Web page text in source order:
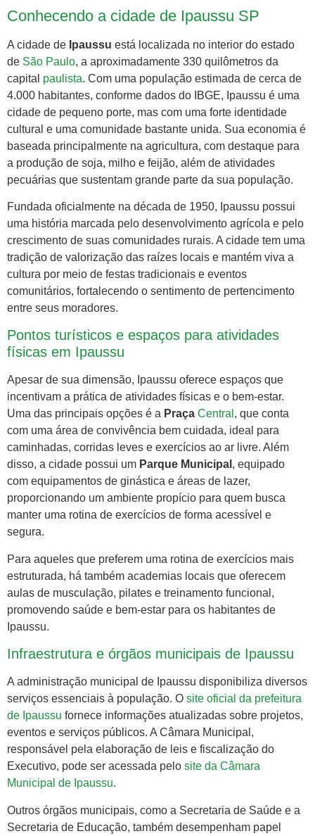
Conhecendo a cidade de Ipaussu SP
A cidade de Ipaussu está localizada no interior do estado
de São Paulo, a aproximadamente 330 quilômetros da
capital paulista. Com uma população estimada de cerca de
4.000 habitantes, conforme dados do IBGE, Ipaussu é uma
cidade de pequeno porte, mas com uma forte identidade
cultural e uma comunidade bastante unida. Sua economia é
baseada principalmente na agricultura, com destaque para
a produção de soja, milho e feijão, além de atividades
pecuárias que sustentam grande parte da sua população.
Fundada oficialmente na década de 1950, Ipaussu possui
uma história marcada pelo desenvolvimento agrícola e pelo
crescimento de suas comunidades rurais. A cidade tem uma
tradição de valorização das raízes locais e mantém viva a
cultura por meio de festas tradicionais e eventos
comunitários, fortalecendo o sentimento de pertencimento
entre seus moradores.
Pontos turísticos e espaços para atividades
físicas em Ipaussu
Apesar de sua dimensão, Ipaussu oferece espaços que
incentivam a prática de atividades físicas e o bem-estar.
Uma das principais opções é a Praça Central , que conta
com uma área de convivência bem cuidada, ideal para
caminhadas, corridas leves e exercícios ao ar livre. Além
disso, a cidade possui um Parque Municipal , equipado
com equipamentos de ginástica e áreas de lazer,
proporcionando um ambiente propício para quem busca
manter uma rotina de exercícios de forma acessível e
segura.
Para aqueles que preferem uma rotina de exercícios mais
estruturada, há também academias locais que oferecem
aulas de musculação, pilates e treinamento funcional,
promovendo saúde e bem-estar para os habitantes de
Ipaussu.
Infraestrutura e órgãos municipais de Ipaussu
A administração municipal de Ipaussu disponibiliza diversos
serviços essenciais à população. O site oficial da prefeitura
de Ipaussu fornece informações atualizadas sobre projetos,
eventos e serviços públicos. A Câmara Municipal,
responsável pela elaboração de leis e fiscalização do
Executivo, pode ser acessada pelo site da Câmara
Municipal de Ipaussu.
Outros órgãos municipais, como a Secretaria de Saúde e a
Secretaria de Educação, também desempenham papel